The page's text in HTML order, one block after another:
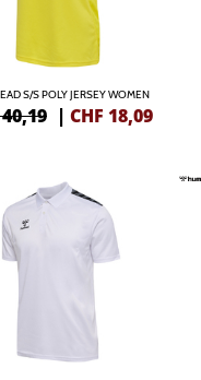
S/S POLY JERSEY WOMEN
| CHF 18,09